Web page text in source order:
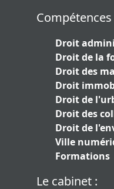
Compétences
Droit
Droit de la
Droit des
Droit
Droit de
Droit des
Droit de
Ville
Formations
Le cabinet :